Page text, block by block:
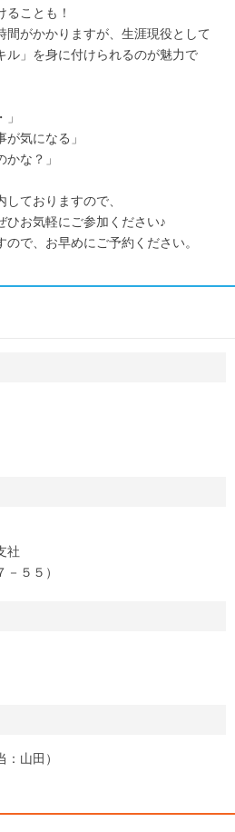
ることも！
間がかかりますが、生涯現役として
ル」を身に付けられるのが魅力で
が気になる」
かな？」
ておりますので、
ひお気軽にご参加ください♪
で、お早めにご予約ください。
社
－５５）
山田）